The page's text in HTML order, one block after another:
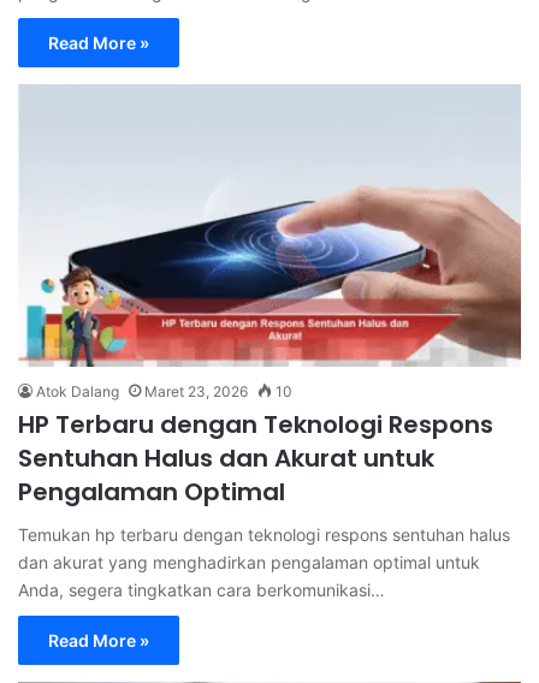
Read More »
Atok Dalang Maret 23, 2026 10
HP Terbaru dengan Teknologi Respons
Sentuhan Halus dan Akurat untuk
Pengalaman Optimal
Temukan hp terbaru dengan teknologi respons sentuhan halus
dan akurat yang menghadirkan pengalaman optimal untuk
Anda, segera tingkatkan cara berkomunikasi…
Read More »